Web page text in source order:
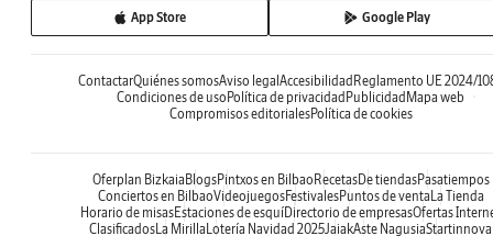
App Store Google Play
ContactarQuiénes somosAviso legal Accesibilidad Reglamento UE 2024/
Condiciones de uso Política de privacidad Publicidad Mapa web
Compromisos editorialesPolítica de cookies
Oferplan Bizkaia BlogsPintxos en Bilbao RecetasDe tiendasPasatiempos
Conciertos en BilbaoVideojuegosFestivalesPuntos de venta La Tienda
Horario de misasEstaciones de esquíDirectorio de empresasOfertas
Clasificados La Mirilla Lotería Navidad 2025JaiakAste NagusiaStartinnova